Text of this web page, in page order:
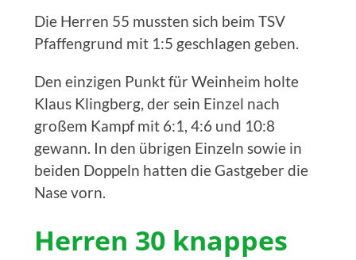
Die Herren 55 mussten sich beim TSV
Pfaffengrund mit 1:5 geschlagen geben.
Den einzigen Punkt für Weinheim holte
Klaus Klingberg, der sein Einzel nach
großem Kampf mit 6:1, 4:6 und 10:8
gewann. In den übrigen Einzeln sowie in
beiden Doppeln hatten die Gastgeber die
Nase vorn.
Herren 30 knappes